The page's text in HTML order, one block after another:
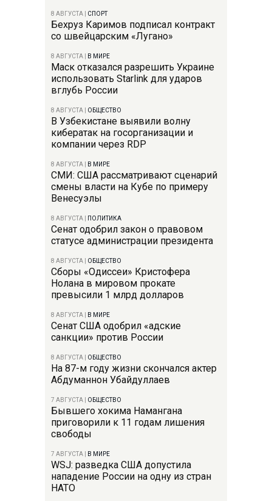
8 АВГУСТА СПОРТ
Бехруз Каримов подписал контракт
со швейцарским «Лугано»
8 АВГУСТА В МИРЕ
Маск отказался разрешить Украине
использовать Starlink для ударов
вглубь России
8 АВГУСТА ОБЩЕСТВО
В Узбекистане выявили волну
кибератак на госорганизации и
компании через RDP
8 АВГУСТА В МИРЕ
СМИ: США рассматривают сценарий
смены власти на Кубе по примеру
Венесуэлы
8 АВГУСТА ПОЛИТИКА
Сенат одобрил закон о правовом
статусе администрации президента
8 АВГУСТА ОБЩЕСТВО
Сборы «Одиссеи» Кристофера
Нолана в мировом прокате
превысили 1 млрд долларов
8 АВГУСТА В МИРЕ
Сенат США одобрил «адские
санкции» против России
8 АВГУСТА ОБЩЕСТВО
На 87-м году жизни скончался актер
Абдуманнон Убайдуллаев
7 АВГУСТА ОБЩЕСТВО
Бывшего хокима Намангана
приговорили к 11 годам лишения
свободы
7 АВГУСТА В МИРЕ
WSJ: разведка США допустила
нападение России на одну из стран
НАТО